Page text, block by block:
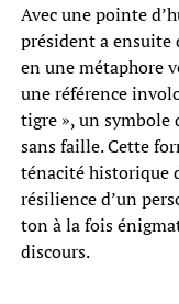
Avec une pointe
président a
en une métaphore
une référence
tigre », un symbole
sans faille. Cette
ténacité historique
résilience d’un
ton à la fois
discours.